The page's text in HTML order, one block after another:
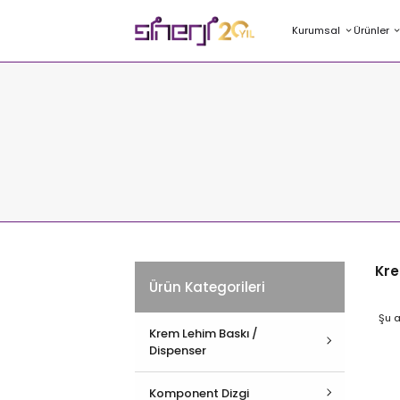
Kurumsal Ürünler
Ürün Kategorileri
Krem Lehim Baskı /
Dispenser
Hepsini İncele
Komponent Dizgi
Şu